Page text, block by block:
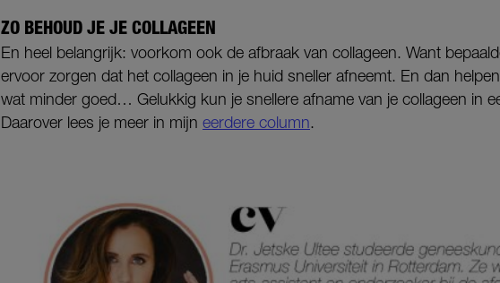
ZO BEHOUD JE JE COLLAGEEN
En heel belangrijk: voorkom ook de afbraak van collageen. Want
ervoor zorgen dat het collageen in je huid sneller afneemt. En dan
wat minder goed… Gelukkig kun je snellere afname van je collageen in
Daarover lees je meer in mijn eerdere column.